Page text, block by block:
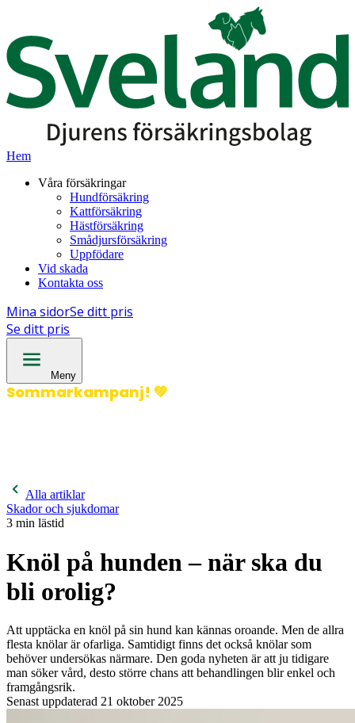
Hem
Våra försäkringar
Hundförsäkring
Kattförsäkring
Hästförsäkring
Smådjursförsäkring
Uppfödare
Vid skada
Kontakta oss
Mina sidorSe ditt pris
Se ditt pris
Meny
Sommarkampanj! 💚
Alla artiklar
Skador och sjukdomar
3 min lästid
Knöl på hunden – när ska du
bli orolig?
Att upptäcka en knöl på sin hund kan kännas oroande. Men de allra
flesta knölar är ofarliga. Samtidigt finns det också knölar som
behöver undersökas närmare. Den goda nyheten är att ju tidigare
man söker vård, desto större chans att behandlingen blir enkel och
framgångsrik.
Senast uppdaterad 21 oktober 2025